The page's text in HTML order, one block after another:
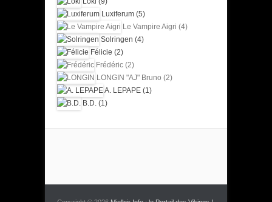
Luxiferum (5)
Le Vampire Aigri (4)
Solringen (4)
Félicie (2)
Frédéric (2)
LONGIN "AJ" Bruno (2)
A. LEPAPE (1)
B.D. (1)